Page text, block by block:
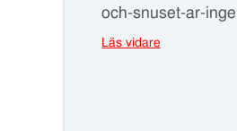
och-snuset-ar-
Läs vidare